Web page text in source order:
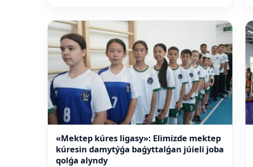
«Mektep kúres ligasy»: Elimizde mektep
kúresin damytýǵa baǵyttalǵan júieli joba
qolǵa alyndy